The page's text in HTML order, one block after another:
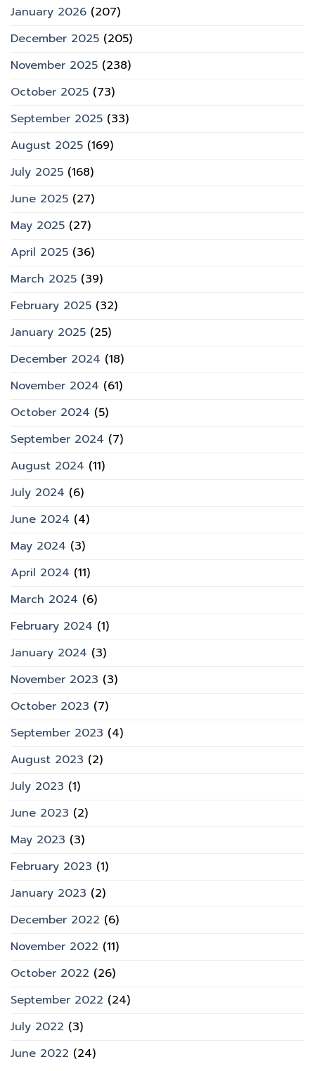
January 2026 (207)
December 2025 (205)
November 2025 (238)
October 2025 (73)
September 2025 (33)
August 2025 (169)
July 2025 (168)
June 2025 (27)
May 2025 (27)
April 2025 (36)
March 2025 (39)
February 2025 (32)
January 2025 (25)
December 2024 (18)
November 2024 (61)
October 2024 (5)
September 2024 (7)
August 2024 (11)
July 2024 (6)
June 2024 (4)
May 2024 (3)
April 2024 (11)
March 2024 (6)
February 2024 (1)
January 2024 (3)
November 2023 (3)
October 2023 (7)
September 2023 (4)
August 2023 (2)
July 2023 (1)
June 2023 (2)
May 2023 (3)
February 2023 (1)
January 2023 (2)
December 2022 (6)
November 2022 (11)
October 2022 (26)
September 2022 (24)
July 2022 (3)
June 2022 (24)